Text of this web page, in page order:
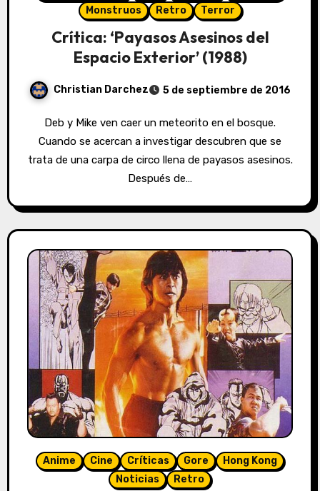
Monstruos
Retro Terror
Crítica: ‘Payasos Asesinos del
Espacio Exterior’ (1988)
Christian Darchez 5 de septiembre de 2016
Deb y Mike ven caer un meteorito en el bosque.
Cuando se acercan a investigar descubren que se
trata de una carpa de circo llena de payasos asesinos.
Después de…
Anime Cine Críticas Gore
Hong Kong
Noticias
Retro